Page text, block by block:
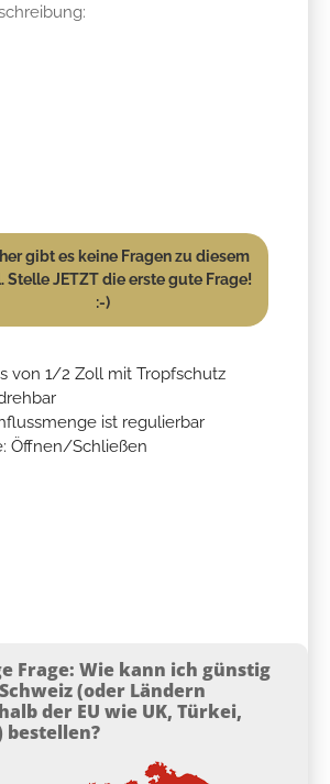
gibt es keine Fragen zu diesem
Stelle JETZT die erste gute Frage!
:-)
von 1/2 Zoll mit Tropfschutz
ist regulierbar
Öffnen/Schließen
Frage: Wie kann ich günstig
(oder Ländern
der EU wie UK, Türkei,
bestellen?